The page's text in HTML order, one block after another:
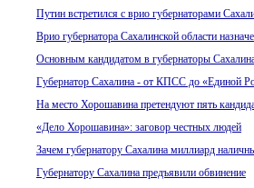
Путин встретился с врио губернаторами
Врио губернатора Сахалинской области
Основным кандидатом в губернаторы
Губернатор Сахалина - от КПСС до «Единой
На место Хорошавина претендуют пять
«Дело Хорошавина»: заговор честных людей
Зачем губернатору Сахалина миллиард
Губернатору Сахалина предъявили обвинение